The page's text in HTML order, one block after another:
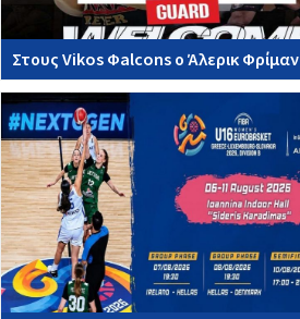
Στους Vikos Φalcons ο Άλερικ Φρίμαν